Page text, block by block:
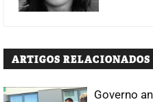
ARTIGOS RELACIONADOS
Governo